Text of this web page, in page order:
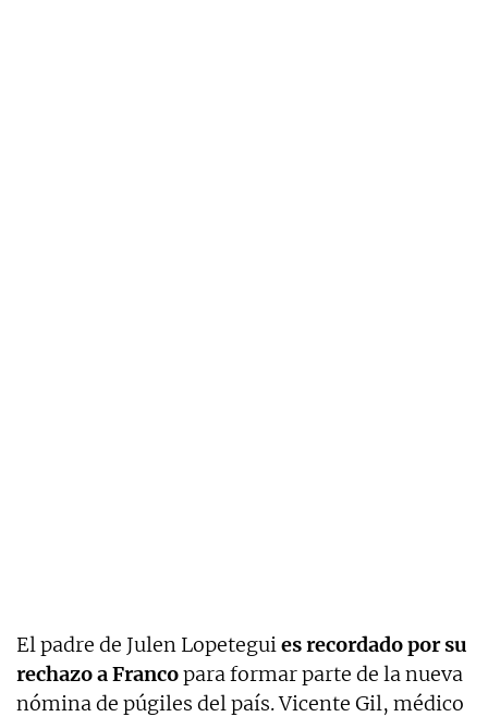
El padre de Julen Lopeteguies recordado por su
rechazo a Francopara formar parte de la nueva
nómina de púgiles del país. Vicente Gil, médico